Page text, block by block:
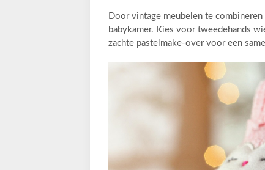
Door vintage meubelen te
babykamer. Kies voor tweedehands
zachte pastelmake-over voor een